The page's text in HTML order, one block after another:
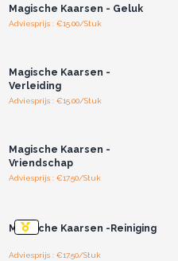
Magische Kaarsen - Geluk
Adviesprijs : €15.00/Stuk
Magische Kaarsen -
Verleiding
Adviesprijs : €15.00/Stuk
Magische Kaarsen -
Vriendschap
Adviesprijs : €17.50/Stuk
Magische Kaarsen -Reiniging
Adviesprijs : €17.50/Stuk